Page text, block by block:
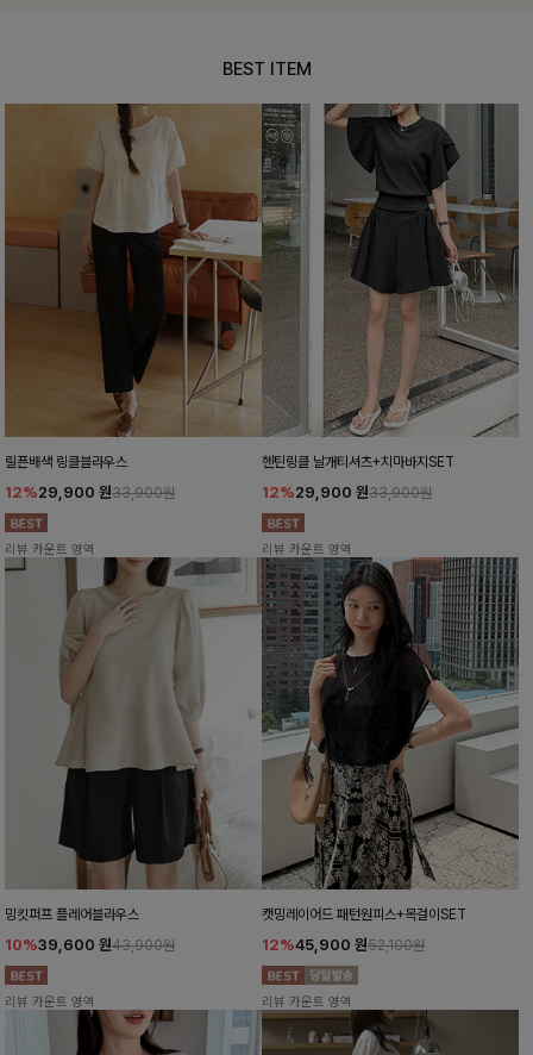
BEST ITEM
릴픈배색 링클블라우스
12%29,900 원33,900원
리뷰 카운트 영역
헨틴링클 날개티셔츠+치마바지SET
12%29,900 원33,900원
리뷰 카운트 영역
밍킷퍼프 플레어블라우스
10%39,600 원43,900원
리뷰 카운트 영역
캣밍레이어드 패턴원피스+목걸이SET
12%45,900 원52,100원
리뷰 카운트 영역